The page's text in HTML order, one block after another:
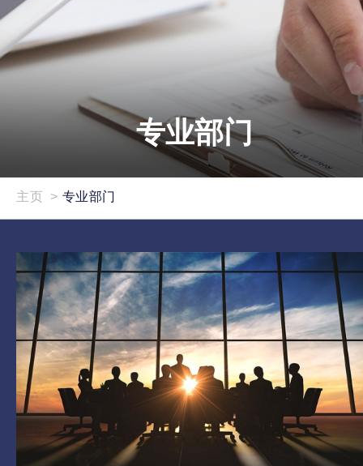
专业部门
主页 > 专业部门